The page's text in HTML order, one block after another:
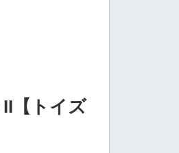
【トイズ